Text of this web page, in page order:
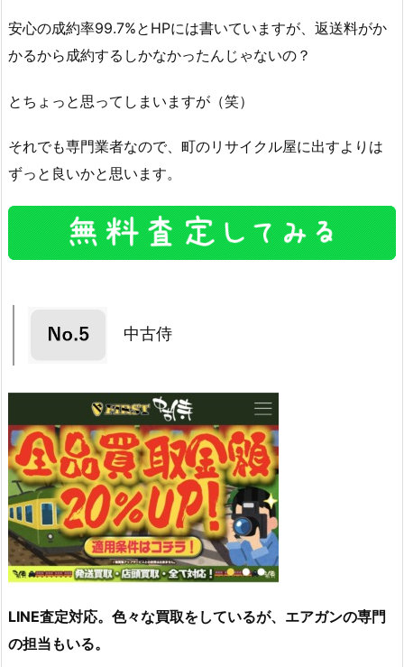
安心の成約率99.7%とHPには書いていますが、返送料がか
かるから成約するしかなかったんじゃないの？
とちょっと思ってしまいますが（笑）
それでも専門業者なので、町のリサイクル屋に出すよりは
ずっと良いかと思います。
中古侍
LINE査定対応。色々な買取をしているが、エアガンの専門
の担当もいる。